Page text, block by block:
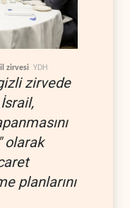
zirvesi YDH
zirvede
olarak
planlarını